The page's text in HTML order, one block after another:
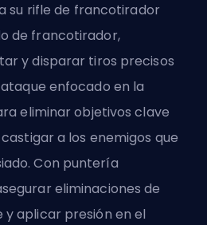
su rifle de francotirador
de francotirador,
y disparar tiros precisos
enfocado en la
eliminar objetivos clave
a los enemigos que
Con puntería
eliminaciones de
aplicar presión en el